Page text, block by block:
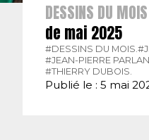
DESSINS DU MOIS
de mai 2025
#DESSINS DU MOIS.
#JEAN-PIERRE
#THIERRY DUBOIS.
Publié le : 5 mai